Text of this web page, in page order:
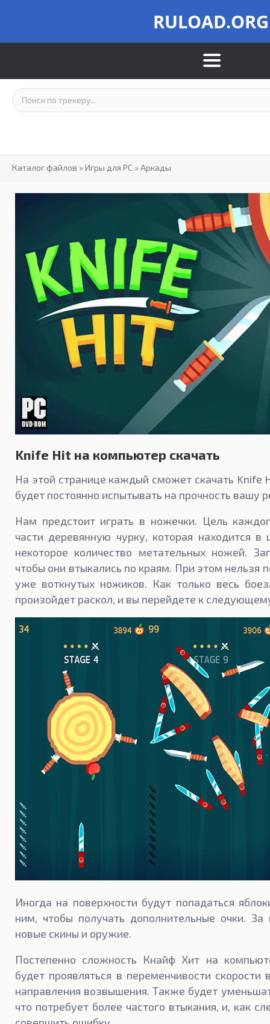
RULOAD.ORG
Каталог файлов »Игры для PC »Аркады
Knife Hit на компьютер скачать
На этой странице каждый сможет скачать Knife
будет постоянно испытывать на прочность вашу
Нам предстоит играть в ножечки. Цель
части деревянную чурку, которая находится в
некоторое количество метательных ножей.
чтобы они втыкались по краям. При этом нельзя
уже воткнутых ножиков. Как только весь
произойдет раскол, и вы перейдете к
Иногда на поверхности будут попадаться
ним, чтобы получать дополнительные очки.
новые скины и оружие.
Постепенно сложность Кнайф Хит на
будет проявляться в переменчивости
направления возвышения. Также будет
что потребует более частого втыкания, и, как